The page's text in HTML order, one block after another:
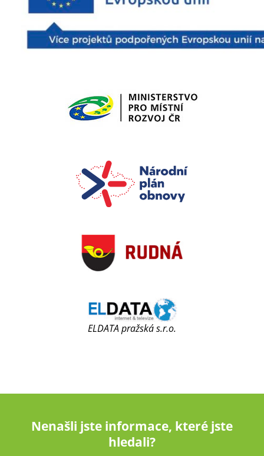
ELDATA pražská s.r.o.
Nenašli jste informace, které jste
hledali?